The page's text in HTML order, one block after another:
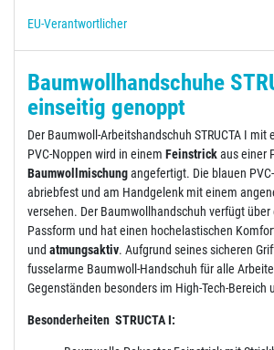
EU-Verantwortlicher
Baumwollhandschuhe
einseitig genoppt
Der Baumwoll-Arbeitshandschuh STRUCTA I
PVC-Noppen wird in einem Feinstrickaus einer
Baumwollmischungangefertigt. Die blauen
abriebfest und am Handgelenk mit einem
versehen. Der Baumwollhandschuh verfügt über
Passform und hat einen hochelastischen
und atmungsaktiv. Aufgrund seines sicheren
fusselarme Baumwoll-Handschuh für alle
Gegenständen besonders im High-Tech-Bereich
Besonderheiten STRUCTA I: